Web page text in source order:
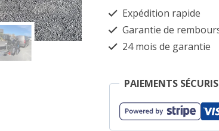
2,50
m/600
kg
TOP
Expédition rapide
Garantie de
24 mois de garantie
PAIEMENTS